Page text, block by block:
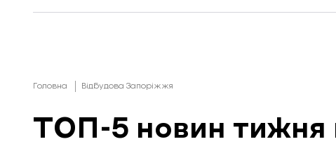
Головна Відбудова Запоріжжя
ТОП-5 новин тижня